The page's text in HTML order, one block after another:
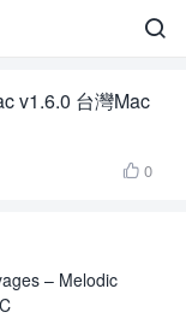

v1.6.0 台灣Mac
 0
– Melodic